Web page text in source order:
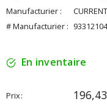
Manufacturier :
# Manufacturier : 93312104
En inventaire
Prix